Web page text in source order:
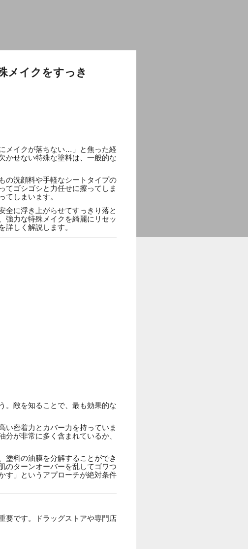
メイクをすっき
メイクが落ちない…」と焦った経
かせない特殊な塗料は、一般的な
の洗顔料や手軽なシートタイプの
てゴシゴシと力任せに擦ってしま
てしまいます。
全に浮き上がらせてすっきり落と
強力な特殊メイクを綺麗にリセッ
詳しく解説します。
。敵を知ることで、最も効果的な
い密着力とカバー力を持っていま
が非常に多く含まれているか、
塗料の油膜を分解することができ
のターンオーバーを乱してゴワつ
す」というアプローチが絶対条件
要です。ドラッグストアや専門店